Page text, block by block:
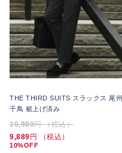
THE THIRD SUITS スラックス 尾州
千鳥 裾上げ済み
10,989円 （税込）
9,889 円 （税込）
10%OFF